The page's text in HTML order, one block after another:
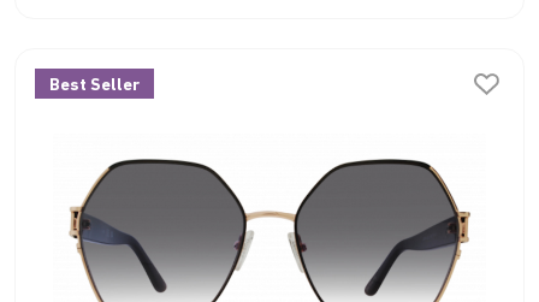
Best Seller